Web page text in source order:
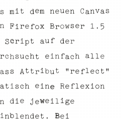
s mi t dem neuen Canvas
n F i re fox Browser 1 . 5
Scr i pt au f der
rc hsuc h t e i n fac h al l e
as s A ttr i bu t " re fl ec t "
at i sc h e i ne Re fl ex i on
n d i e j ewe i l i ge
i n b l ende t . Be i